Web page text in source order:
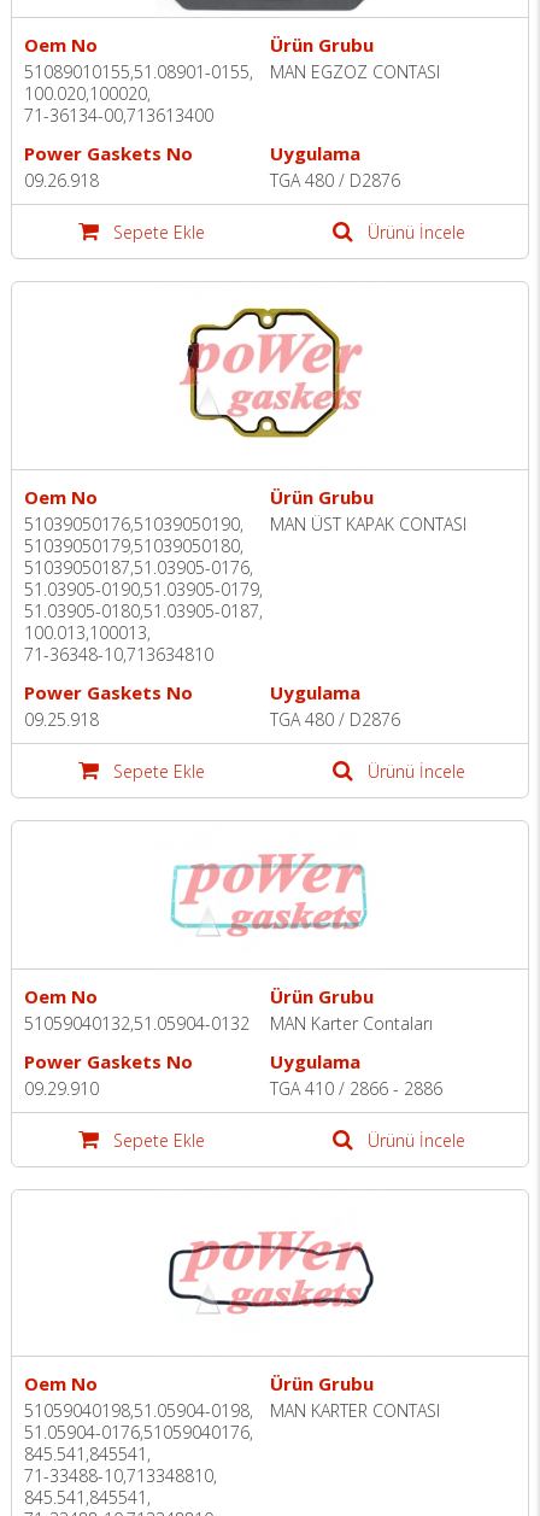
Oem No
51089010155,51.08901-0155,
100.020,100020,
71-36134-00,713613400
Ürün Grubu
MAN EGZOZ CONTASI
Power Gaskets No
09.26.918
Uygulama
TGA 480 / D2876
Sepete Ekle Ürünü İncele
Oem No
51039050176,51039050190,
51039050179,51039050180,
51039050187,51.03905-0176,
51.03905-0190,51.03905-0179,
51.03905-0180,51.03905-0187,
100.013,100013,
71-36348-10,713634810
Ürün Grubu
MAN ÜST KAPAK CONTASI
Power Gaskets No
09.25.918
Uygulama
TGA 480 / D2876
Sepete Ekle Ürünü İncele
Oem No
51059040132,51.05904-0132
Ürün Grubu
MAN Karter Contaları
Power Gaskets No
09.29.910
Uygulama
TGA 410 / 2866 - 2886
Sepete Ekle Ürünü İncele
Oem No
51059040198,51.05904-0198,
51.05904-0176,51059040176,
845.541,845541,
71-33488-10,713348810,
845.541,845541,
Ürün Grubu
MAN KARTER CONTASI